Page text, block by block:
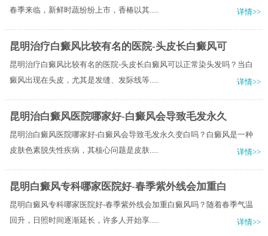
春季来临，新鲜时蔬纷纷上市，香椿以其.....
详情>>
昆明治疗白癜风比较有名的医院-头皮长白癜风可
昆明治疗白癜风比较有名的医院-头皮长白癜风可以正常染头发吗？当白
癜风出现在头皮，尤其是发缝、发际线等.....
详情>>
昆明治白癜风医院哪家好-白癜风会导致毛发永久
昆明治白癜风医院哪家好-白癜风会导致毛发永久变白吗？白癜风是一种
皮肤色素脱失性疾病，其核心问题是皮肤.....
详情>>
昆明白癜风专科哪家医院好-春季紫外线会加重白
昆明白癜风专科哪家医院好-春季紫外线会加重白癜风吗？随着春季气温
回升，日照时间逐渐延长，许多人开始享.....
详情>>